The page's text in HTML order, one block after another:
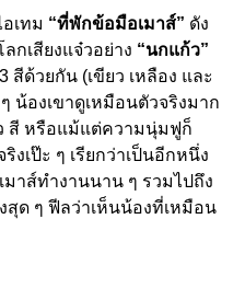
เทม “ที่พักข้อมือเมาส์” ดัง
กเสียงแจ๋วอย่าง “นกแก้ว”
สีด้วยกัน (เขียว เหลือง และ
น้องเขาดูเหมือนตัวจริงมาก
สี หรือแม้แต่ความนุ่มฟูก็
เป๊ะ ๆ เรียกว่าเป็นอีกหนึ่ง
าส์ทำงานนาน ๆ รวมไปถึง
ด ๆ ฟีลว่าเห็นน้องที่เหมือน